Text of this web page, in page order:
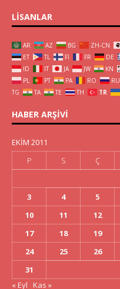
LISANLAR
AR AZ BG ZH-CN
ET
TL FI FR DE
ID
IT JA JW KN
PL
PT PA RO RU
TG
TA TE TH TR
HABER ARŞIVI
EKIM 2011
P
S Ç
3
4 5
10
11 12
17
18 19
24
25 26
31
« Eyl
Kas »